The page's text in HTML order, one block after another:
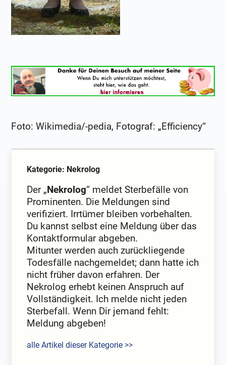
Foto: Wikimedia/-pedia, Fotograf: „Efficiency“
Kategorie: Nekrolog
Der „Nekrolog“ meldet Sterbefälle von
Prominenten. Die Meldungen sind
verifiziert. Irrtümer bleiben vorbehalten.
Du kannst selbst eine Meldung über das
Kontaktformular abgeben.
Mitunter werden auch zurückliegende
Todesfälle nachgemeldet; dann hatte ich
nicht früher davon erfahren. Der
Nekrolog erhebt keinen Anspruch auf
Vollständigkeit. Ich melde nicht jeden
Sterbefall. Wenn Dir jemand fehlt:
Meldung abgeben!
alle Artikel dieser Kategorie >>